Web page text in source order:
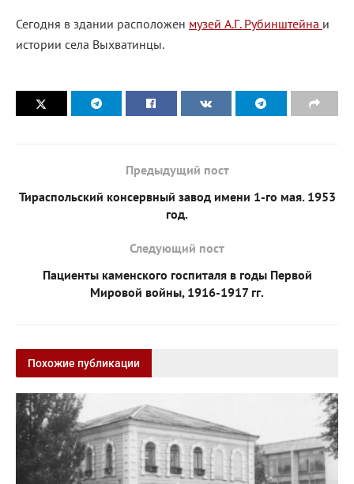
Сегодня в здании расположен музей А.Г. Рубинштейна и
истории села Выхватинцы.
Предыдущий пост
Тираспольский консервный завод имени 1-го мая. 1953
год.
Следующий пост
Пациенты каменского госпиталя в годы Первой
Мировой войны, 1916-1917 гг.
Похожие публикации